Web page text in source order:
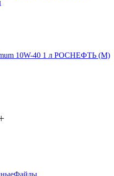
10W-40 1 л РОСНЕФТЬ (М)